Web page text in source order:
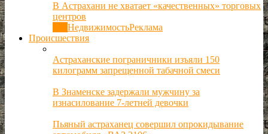
В Астрахани не хватает «качественных» торговых
центров
НедвижимостьРеклама
Происшествия
Астраханские пограничники изъяли 150
килограмм запрещенной табачной смеси
В Знаменске задержали мужчину за
изнасилование 7-летней девочки
Пьяный астраханец совершил опрокидывание